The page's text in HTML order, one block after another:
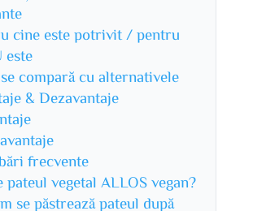
cine este potrivit / pentru
este
compară cu alternativele
& Dezavantaje
frecvente
pateul vegetal ALLOS vegan?
se păstrează pateul după